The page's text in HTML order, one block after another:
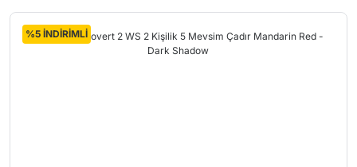
%5 İNDİRİMLİ